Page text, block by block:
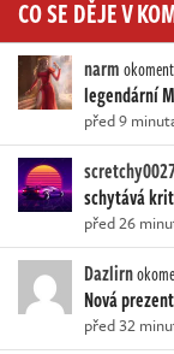
CO SE DĚJE V
narm
legendární
před 9
schytává
před 26
Dazlirn
Nová
před 32